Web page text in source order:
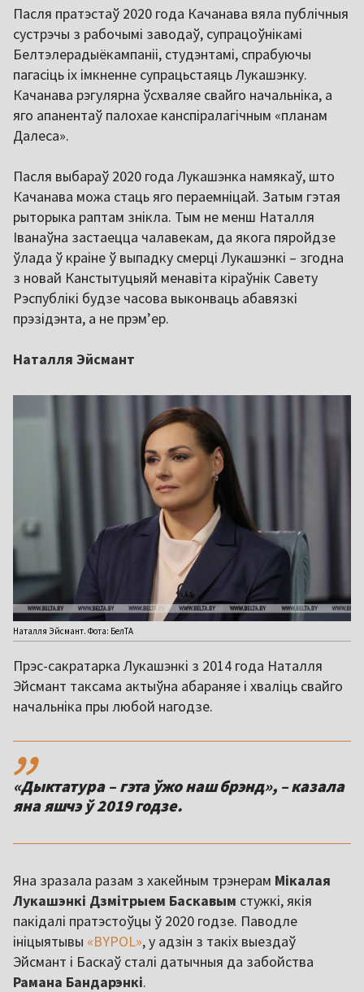
Пасля пратэстаў 2020 года Качанава вяла публічныя
сустрэчы з рабочымі заводаў, супрацоўнікамі
Белтэлерадыёкампаніі, студэнтамі, спрабуючы
пагасіць іх імкненне супрацьстаяць Лукашэнку.
Качанава рэгулярна ўсхваляе свайго начальніка, а
яго апанентаў палохае канспіралагічным «планам
Далеса».
Пасля выбараў 2020 года Лукашэнка намякаў, што
Качанава можа стаць яго пераемніцай. Затым гэтая
рыторыка раптам знікла. Тым не менш Наталля
Іванаўна застаецца чалавекам, да якога пяройдзе
ўлада ў краіне ў выпадку смерці Лукашэнкі – згодна
з новай Канстытуцыяй менавіта кіраўнік Савету
Рэспублікі будзе часова выконваць абавязкі
прэзідэнта, а не прэмʼер.
Наталля Эйсмант
Наталля Эйсмант. Фота: БелТА
Прэс-сакратарка Лукашэнкі з 2014 года Наталля
Эйсмант таксама актыўна абараняе і хваліць свайго
начальніка пры любой нагодзе.
,,
«Дыктатура – гэта ўжо наш брэнд», – казала
яна яшчэ ў 2019 годзе.
Яна зразала разам з хакейным трэнерам Мікалая
Лукашэнкі Дзмітрыем Баскавым стужкі, якія
пакідалі пратэстоўцы ў 2020 годзе. Паводле
ініцыятывы «BYPOL», у адзін з такіх выездаў
Эйсмант і Баскаў сталі датычныя да забойства
Рамана Бандарэнкі.